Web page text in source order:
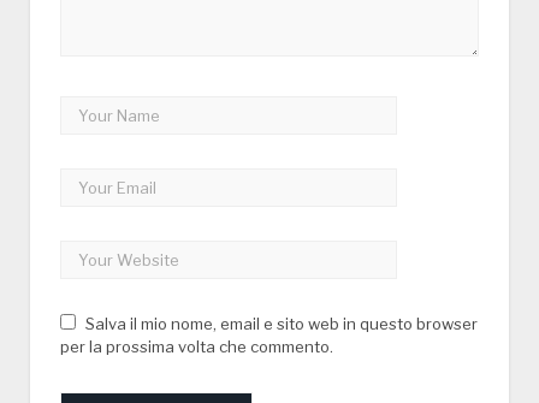
Salva il mio nome, email e sito web in questo browser
per la prossima volta che commento.